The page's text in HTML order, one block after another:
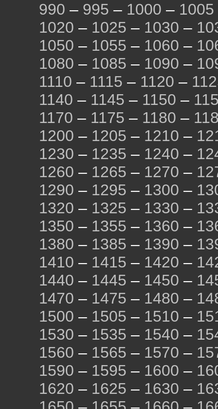
990 – 995 – 1000 – 1005
1020 – 1025 – 1030 –
1050 – 1055 – 1060 –
1080 – 1085 – 1090 –
1110 – 1115 – 1120 –
1140 – 1145 – 1150 –
1170 – 1175 – 1180 –
1200 – 1205 – 1210 –
1230 – 1235 – 1240 –
1260 – 1265 – 1270 –
1290 – 1295 – 1300 –
1320 – 1325 – 1330 –
1350 – 1355 – 1360 –
1380 – 1385 – 1390 –
1410 – 1415 – 1420 –
1440 – 1445 – 1450 –
1470 – 1475 – 1480 –
1500 – 1505 – 1510 –
1530 – 1535 – 1540 –
1560 – 1565 – 1570 –
1590 – 1595 – 1600 –
1620 – 1625 – 1630 –